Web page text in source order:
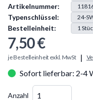
Artikelnummer:
Typenschlüssel: 24-
Bestelleinheit: 1
7,50 €
je Bestelleinheit exkl. MwSt |
Sofort lieferbar: 2-4
Anzahl